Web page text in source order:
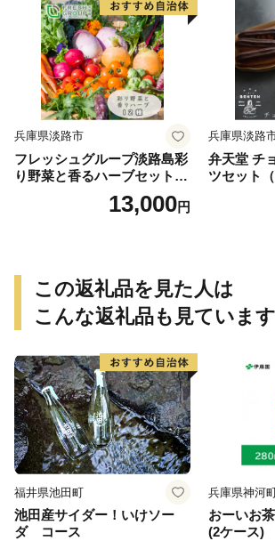
兵庫県淡路市
フレッシュグループ淡路島彩
り野菜と香るハーブセット
13,000円
兵庫県淡路
弁天堂 チ
ツセット
クレア・
この返礼品を見た人は
こんな返礼品も見ています
福井県池田町
池田産サイダー！いけソー
ダ コース
兵庫県神河
おーいお
(2ケース)